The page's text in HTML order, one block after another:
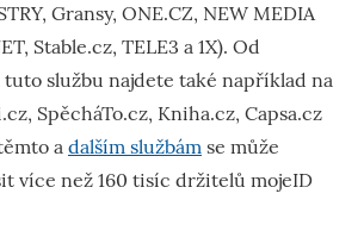
Gransy, ONE.CZ, NEW MEDIA
Stable.cz, TELE3 a 1X). Od
službu najdete také například na
SpěcháTo.cz, Kniha.cz, Capsa.cz
a dalším službám se může
více než 160 tisíc držitelů mojeID